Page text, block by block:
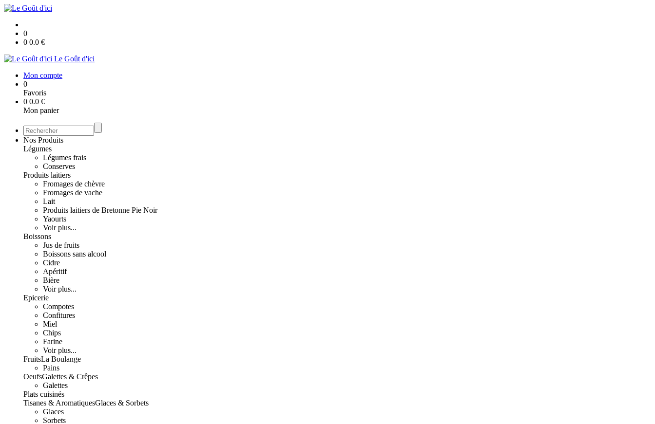
0
0 0.0 €
Le Goût d'ici
Mon compte
0
Favoris
0 0.0 €
Mon panier
Nos Produits
Légumes
Légumes frais
Conserves
Produits laitiers
Fromages de chèvre
Fromages de vache
Lait
Produits laitiers de Bretonne Pie Noir
Yaourts
Voir plus...
Boissons
Jus de fruits
Boissons sans alcool
Cidre
Apéritif
Bière
Voir plus...
Epicerie
Compotes
Confitures
Miel
Chips
Farine
Voir plus...
FruitsLa Boulange
Pains
OeufsGalettes & Crêpes
Galettes
Plats cuisinés
Tisanes & AromatiquesGlaces & Sorbets
Glaces
Sorbets